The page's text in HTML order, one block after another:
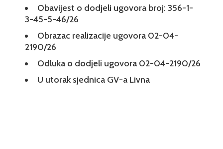
Obavijest o dodjeli ugovora broj: 356-1-
3-45-5-46/26
Obrazac realizacije ugovora 02-04-
2190/26
Odluka o dodjeli ugovora 02-04-2190/26
U utorak sjednica GV-a Livna